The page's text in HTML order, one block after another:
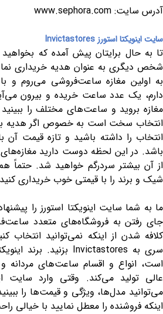
آدرس سایت: www.sephora.com
سایت اینویکتا استورز Invictastores
تا به حال برایتان پیش آمده که
شخص دیگری به عنوان هدیه خریداری
به اولین مغازه ساعت‌فروشی می‌روم و
دارم، یک عدد ساعت خریده و بیرون
مغازه بروید و ساعت‌های مختلف را
انتخاب سخت است به خصوص اگر هدیه
انتخاب را داشته باشید و تازه قیمت
باشد. در این لحظه دوست دارید مغازه‌های
از آن بیشتر سردرگم خواهید شد. حتماً
شیک و برند را با قیمتی خوب خریداری
ما به شما سایت اینویکتا استورز را
جای رفتن به فروشگاه‌های متعدد
کلافه شدن از اینکه نمی‌توانید انتخاب
سری به Invictastores بزنید. برند
است، انواع و اقسام ساعت‌های مردانه و
عالی تولید می‌کند. وقتی وارد سایت
می‌توانید مدل‌ها، ویژگی و قیمت‌ها را
اینکه فروشنده را معطل نمایید با خیالی